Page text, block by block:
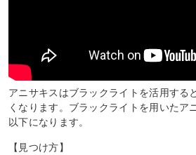
アニサキスはブラックライトを活用する
くなります。ブラックライトを用いたア
以下になります。
【見つけ方】